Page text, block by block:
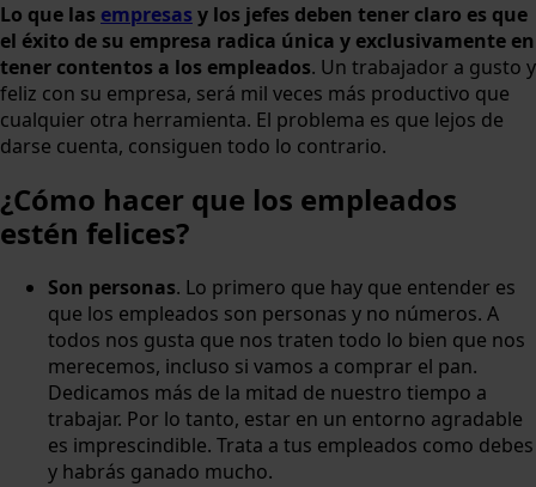
Lo que las empresas y los jefes deben tener claro es que
el éxito de su empresa radica única y exclusivamente en
tener contentos a los empleados. Un trabajador a gusto y
feliz con su empresa, será mil veces más productivo que
cualquier otra herramienta. El problema es que lejos de
darse cuenta, consiguen todo lo contrario.
¿Cómo hacer que los empleados
estén felices?
Son personas. Lo primero que hay que entender es
que los empleados son personas y no números. A
todos nos gusta que nos traten todo lo bien que nos
merecemos, incluso si vamos a comprar el pan.
Dedicamos más de la mitad de nuestro tiempo a
trabajar. Por lo tanto, estar en un entorno agradable
es imprescindible. Trata a tus empleados como debes
y habrás ganado mucho.